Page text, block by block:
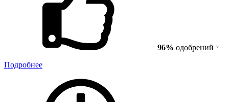
96% одобрений ?
Подробнее